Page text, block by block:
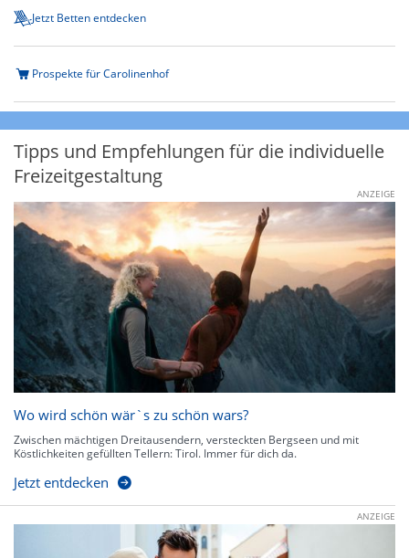
Jetzt Betten entdecken
Prospekte für Carolinenhof
Tipps und Empfehlungen für die individuelle
Freizeitgestaltung
ANZEIGE
Wo wird schön wär`s zu schön wars?
Zwischen mächtigen Dreitausendern, versteckten Bergseen und mit
Köstlichkeiten gefüllten Tellern: Tirol. Immer für dich da.
Jetzt entdecken
ANZEIGE